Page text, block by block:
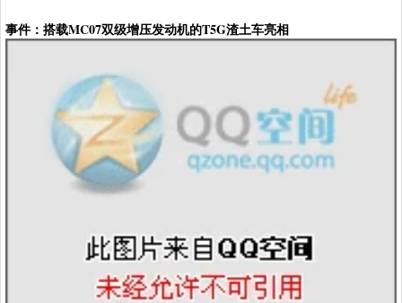
事件：搭载MC07双级增压发动机的T5G渣土车亮相